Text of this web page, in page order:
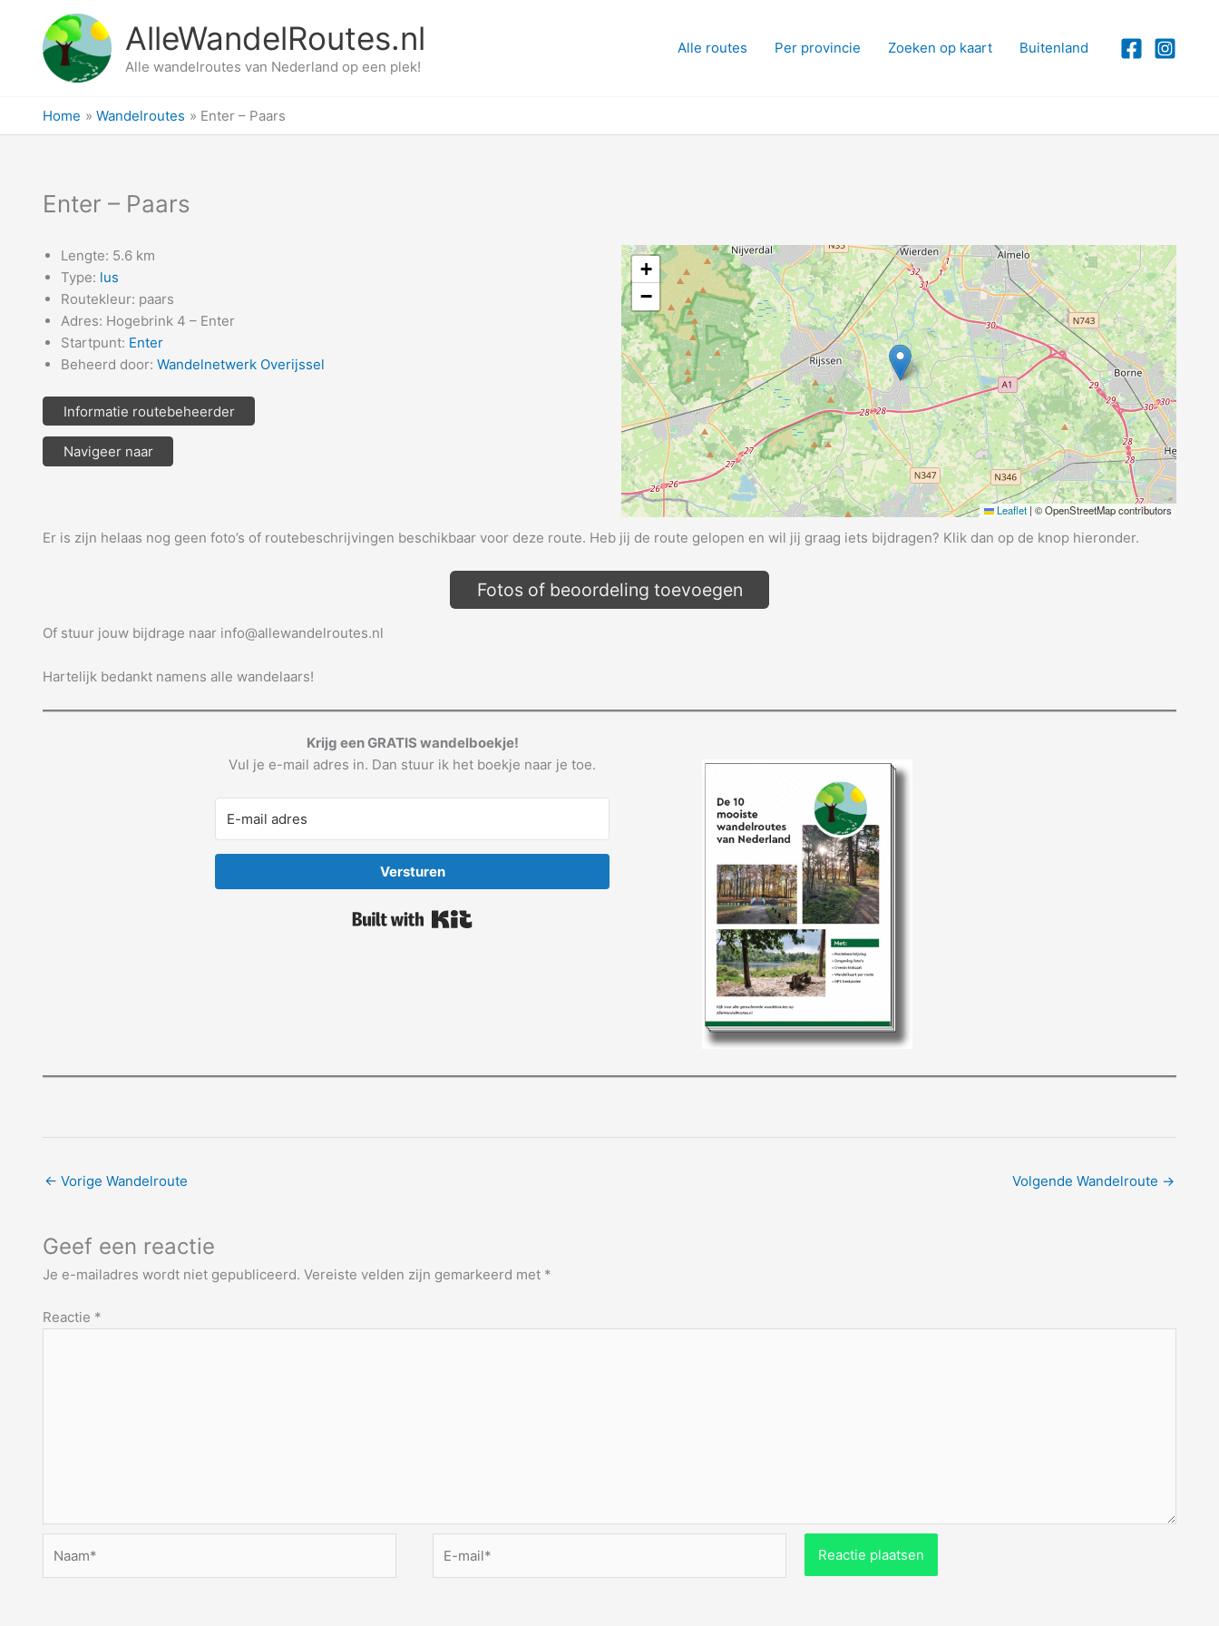
AlleWandelRoutes.nl
Alle wandelroutes van Nederland op een plek!
Alle routes Per provincie Zoeken op kaart Buitenland
Home Wandelroutes Enter – Paars
Enter – Paars
Lengte: 5.6 km
Type: lus
Routekleur: paars
Adres: Hogebrink 4 – Enter
Startpunt: Enter
Beheerd door: Wandelnetwerk Overijssel
Informatie routebeheerder
Navigeer naar
+
−
Leaflet | © OpenStreetMap contributors
Er is zijn helaas nog geen foto’s of routebeschrijvingen beschikbaar voor deze route. Heb jij de route gelopen en wil jij graag iets bijdragen? Klik dan op de knop hieronder.
Fotos of beoordeling toevoegen
Of stuur jouw bijdrage naar info@allewandelroutes.nl
Hartelijk bedankt namens alle wandelaars!
Krijg een GRATIS wandelboekje!
Vul je e-mail adres in. Dan stuur ik het boekje naar je toe.
Versturen
← Vorige Wandelroute Volgende Wandelroute →
Geef een reactie
Je e-mailadres wordt niet gepubliceerd. Vereiste velden zijn gemarkeerd met *
Reactie *
mail*